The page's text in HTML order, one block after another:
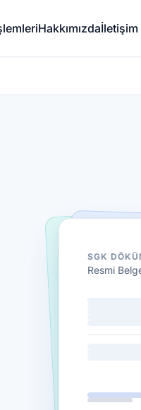
Hakkımızdaİletişim
SGK
Resmi